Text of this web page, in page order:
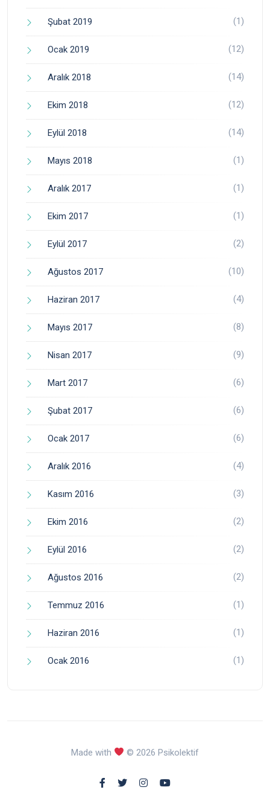
Şubat 2019 (1)
Ocak 2019 (12)
Aralık 2018 (14)
Ekim 2018 (12)
Eylül 2018 (14)
Mayıs 2018 (1)
Aralık 2017 (1)
Ekim 2017 (1)
Eylül 2017 (2)
Ağustos 2017 (10)
Haziran 2017 (4)
Mayıs 2017 (8)
Nisan 2017 (9)
Mart 2017 (6)
Şubat 2017 (6)
Ocak 2017 (6)
Aralık 2016 (4)
Kasım 2016 (3)
Ekim 2016 (2)
Eylül 2016 (2)
Ağustos 2016 (2)
Temmuz 2016 (1)
Haziran 2016 (1)
Ocak 2016 (1)
Made with © 2026 Psikolektif